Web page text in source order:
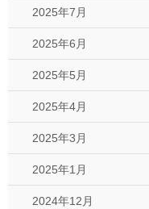
2025年7月
2025年6月
2025年5月
2025年4月
2025年3月
2025年1月
2024年12月